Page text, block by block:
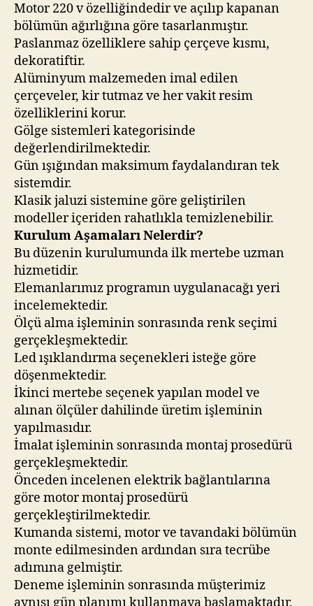
Motor 220 v özelliğindedir ve açılıp kapanan
bölümün ağırlığına göre tasarlanmıştır.
Paslanmaz özelliklere sahip çerçeve kısmı,
dekoratiftir.
Alüminyum malzemeden imal edilen
çerçeveler, kir tutmaz ve her vakit resim
özelliklerini korur.
Gölge sistemleri kategorisinde
değerlendirilmektedir.
Gün ışığından maksimum faydalandıran tek
sistemdir.
Klasik jaluzi sistemine göre geliştirilen
modeller içeriden rahatlıkla temizlenebilir.
Kurulum Aşamaları Nelerdir?
Bu düzenin kurulumunda ilk mertebe uzman
hizmetidir.
Elemanlarımız programın uygulanacağı yeri
incelemektedir.
Ölçü alma işleminin sonrasında renk seçimi
gerçekleşmektedir.
Led ışıklandırma seçenekleri isteğe göre
döşenmektedir.
İkinci mertebe seçenek yapılan model ve
alınan ölçüler dahilinde üretim işleminin
yapılmasıdır.
İmalat işleminin sonrasında montaj prosedürü
gerçekleşmektedir.
Önceden incelenen elektrik bağlantılarına
göre motor montaj prosedürü
gerçekleştirilmektedir.
Kumanda sistemi, motor ve tavandaki bölümün
monte edilmesinden ardından sıra tecrübe
adımına gelmiştir.
Deneme işleminin sonrasında müşterimiz